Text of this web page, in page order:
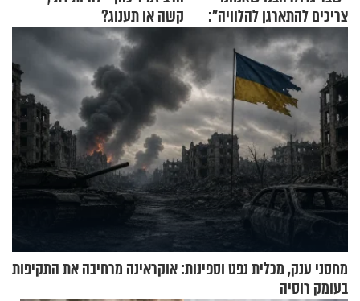
צריכים להתארגן להלוויה":
זוגיות במבחן, הפעם עם מרים
וגד דנינו
קשה או תענוג?
מחסני ענק, מכלית נפט וספינות: אוקראינה מרחיבה את התקיפות
בעומק רוסיה